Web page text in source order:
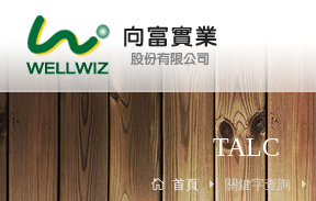
TALC
首頁 關鍵字查詢